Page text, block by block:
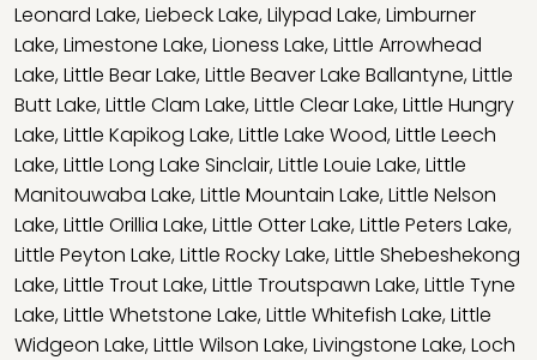
Leonard Lake,Liebeck Lake,Lilypad Lake,Limburner
Lake,Limestone Lake,Lioness Lake,Little Arrowhead
Lake,Little Bear Lake,Little Beaver Lake Ballantyne,Little
Butt Lake,Little Clam Lake,Little Clear Lake,Little Hungry
Lake,Little Kapikog Lake,Little Lake Wood,Little Leech
Lake,Little Long Lake Sinclair,Little Louie Lake,Little
Manitouwaba Lake,Little Mountain Lake,Little Nelson
Lake,Little Orillia Lake,Little Otter Lake,Little Peters Lake,
Little Peyton Lake,Little Rocky Lake,Little Shebeshekong
Lake,Little Trout Lake,Little Troutspawn Lake,Little Tyne
Lake,Little Whetstone Lake,Little Whitefish Lake,Little
Widgeon Lake,Little Wilson Lake,Livingstone Lake,Loch